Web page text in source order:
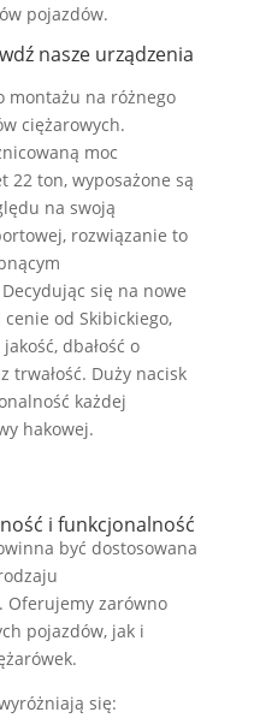
pojazdów.
nasze urządzenia
montażu na różnego
ciężarowych.
moc
22 ton, wyposażone są
na swoją
rozwiązanie to
się na nowe
od Skibickiego,
dbałość o
trwałość. Duży nacisk
każdej
hakowej.
i funkcjonalność
być dostosowana
Oferujemy zarówno
pojazdów, jak i
się: